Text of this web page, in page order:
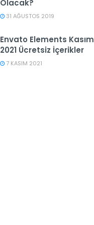
Olacak?
31 AĞUSTOS 2019
Envato Elements Kasım
2021 Ücretsiz İçerikler
7 KASIM 2021